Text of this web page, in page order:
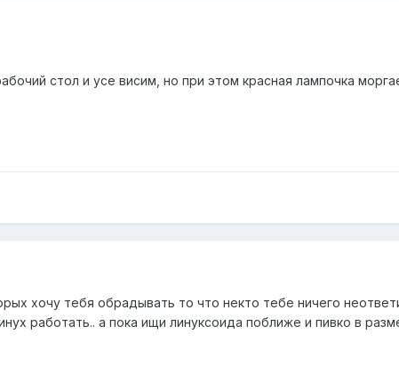
стол и усе висим, но при этом красная лампочка
хочу тебя обрадывать то что некто тебе ничего
работать.. а пока ищи линуксоида поближе и пивко в